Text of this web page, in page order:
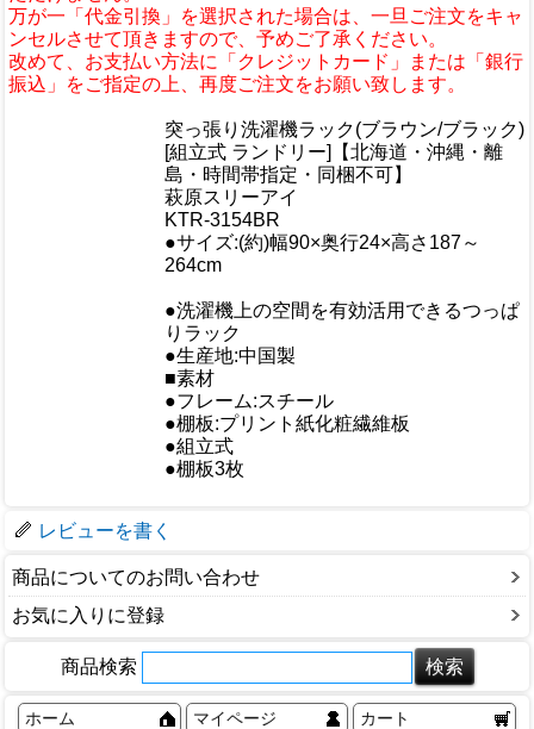
万が一「代金引換」を選択された場合は、一旦ご注文をキャ
ンセルさせて頂きますので、予めご了承ください。
改めて、お支払い方法に「クレジットカード」または「銀行
振込」をご指定の上、再度ご注文をお願い致します。
突っ張り洗濯機ラック(ブラウン/ブラック)
[組立式 ランドリー]【北海道・沖縄・離
島・時間帯指定・同梱不可】
萩原スリーアイ
KTR-3154BR
●サイズ:(約)幅90×奥行24×高さ187～
264cm
●洗濯機上の空間を有効活用できるつっぱ
りラック
●生産地:中国製
■素材
●フレーム:スチール
●棚板:プリント紙化粧繊維板
●組立式
●棚板3枚
レビューを書く
商品についてのお問い合わせ
お気に入りに登録
商品検索
ホーム マイページ カート